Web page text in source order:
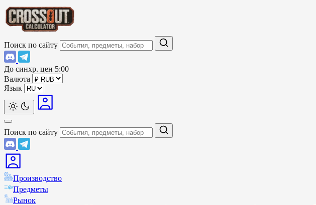
Поиск по сайту
До синхр. цен 5:00
Валюта
Язык
Поиск по сайту
Производство
Предметы
Рынок